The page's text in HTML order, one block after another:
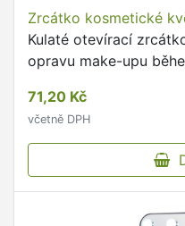
Zrcátko kosmetické
Kulaté otevírací
opravu make-upu
71,20 Kč
včetně DPH